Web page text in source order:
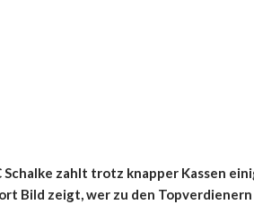
Schalke zahlt trotz knapper Kassen
Bild zeigt, wer zu den